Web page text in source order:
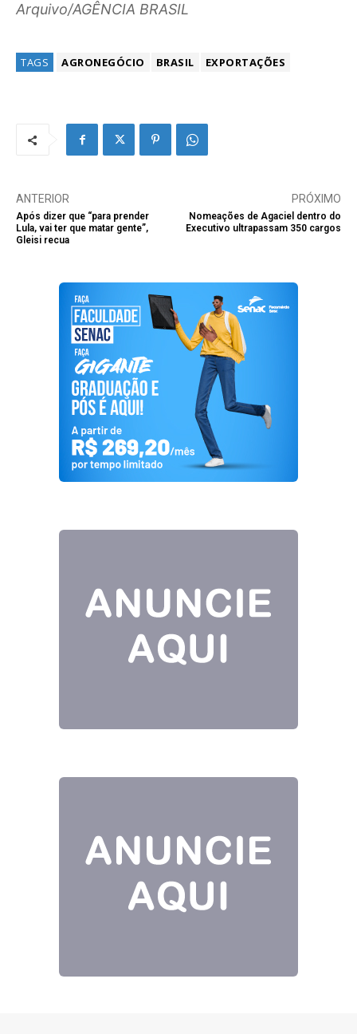
Arquivo/AGÊNCIA BRASIL
TAGS AGRONEGÓCIO BRASIL EXPORTAÇÕES
ANTERIOR
Após dizer que “para prender
Lula, vai ter que matar gente”,
Gleisi recua
PRÓXIMO
Nomeações de Agaciel dentro do
Executivo ultrapassam 350 cargos